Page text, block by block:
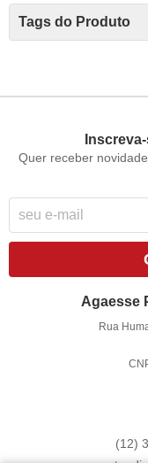
Tags do Produto
Quer receber
Agaesse
Rua
(12)